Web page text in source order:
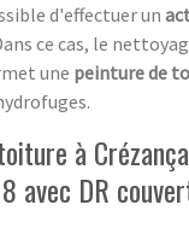
d'effectuer un
ce cas, le
une peinture de
à
avec DR